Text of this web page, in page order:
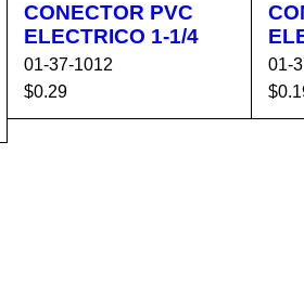
CONECTOR PVC
ELECTRICO 1-1/4
01-37-1012
$0.29
AÑADIR AL CA
VISTA
01-
$